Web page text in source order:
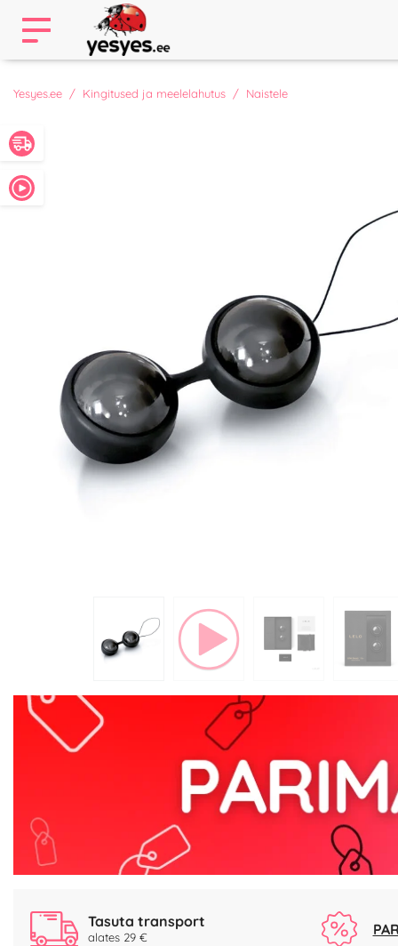
Yesyes.ee Kingitused ja meelelahutus Naistele
Tasuta transport
alates 29 €